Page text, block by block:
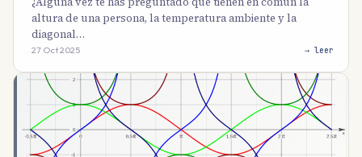
altura de una persona, la temperatura ambiente y la
diagonal…
27 Oct 2025 → leer